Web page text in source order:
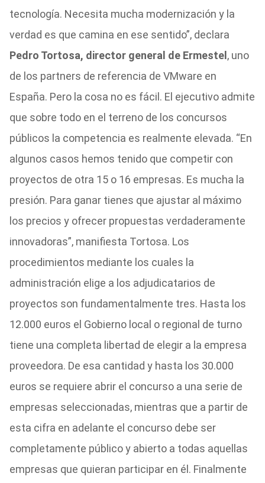
tecnología. Necesita mucha modernización y la
verdad es que camina en ese sentido”, declara
Pedro Tortosa, director general de Ermestel , uno
de los partners de referencia de VMware en
España. Pero la cosa no es fácil. El ejecutivo admite
que sobre todo en el terreno de los concursos
públicos la competencia es realmente elevada. “En
algunos casos hemos tenido que competir con
proyectos de otra 15 o 16 empresas. Es mucha la
presión. Para ganar tienes que ajustar al máximo
los precios y ofrecer propuestas verdaderamente
innovadoras”, manifiesta Tortosa. Los
procedimientos mediante los cuales la
administración elige a los adjudicatarios de
proyectos son fundamentalmente tres. Hasta los
12.000 euros el Gobierno local o regional de turno
tiene una completa libertad de elegir a la empresa
proveedora. De esa cantidad y hasta los 30.000
euros se requiere abrir el concurso a una serie de
empresas seleccionadas, mientras que a partir de
esta cifra en adelante el concurso debe ser
completamente público y abierto a todas aquellas
empresas que quieran participar en él. Finalmente